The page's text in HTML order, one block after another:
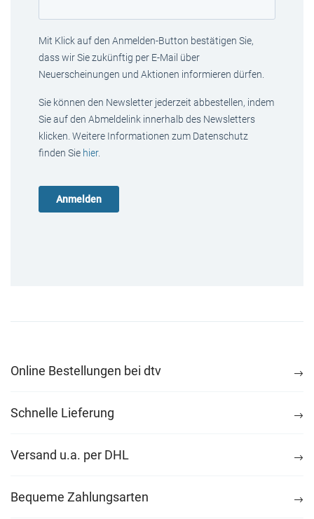
Mit Klick auf den Anmelden-Button bestätigen Sie,
dass wir Sie zukünftig per E-Mail über
Neuerscheinungen und Aktionen informieren dürfen.
Sie können den Newsletter jederzeit abbestellen, indem
Sie auf den Abmeldelink innerhalb des Newsletters
klicken. Weitere Informationen zum Datenschutz
finden Sie hier.
Online Bestellungen bei dtv
Schnelle Lieferung
Versand u.a. per DHL
Bequeme Zahlungsarten